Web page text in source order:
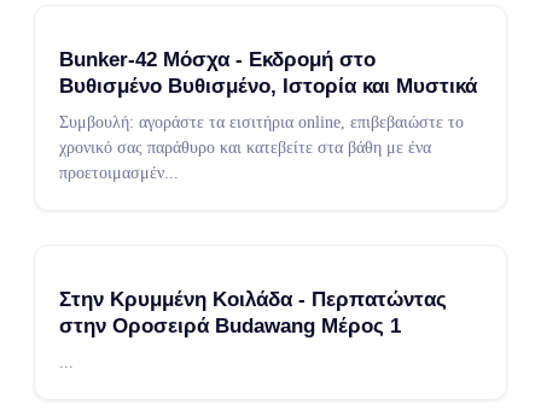
Bunker-42 Μόσχα - Εκδρομή στο
Βυθισμένο Βυθισμένο, Ιστορία και Μυστικά
Συμβουλή: αγοράστε τα εισιτήρια online, επιβεβαιώστε το
χρονικό σας παράθυρο και κατεβείτε στα βάθη με ένα
προετοιμασμέν...
Στην Κρυμμένη Κοιλάδα - Περπατώντας
στην Οροσειρά Budawang Μέρος 1
...